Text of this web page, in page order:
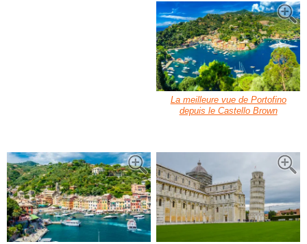
La meilleure vue de Portofino
depuis le Castello Brown